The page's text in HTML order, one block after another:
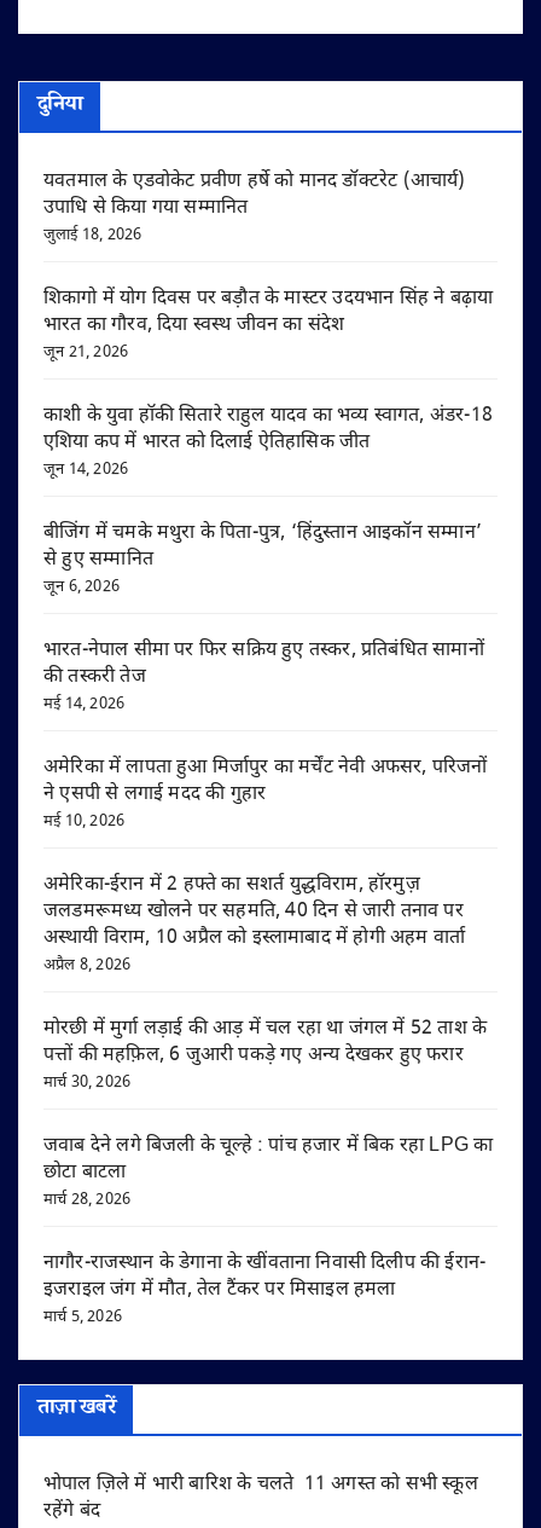
दुनिया
यवतमाल के एडवोकेट प्रवीण हर्षे को मानद डॉक्टरेट (आचार्य)
उपाधि से किया गया सम्मानित
जुलाई 18, 2026
शिकागो में योग दिवस पर बड़ौत के मास्टर उदयभान सिंह ने बढ़ाया
भारत का गौरव, दिया स्वस्थ जीवन का संदेश
जून 21, 2026
काशी के युवा हॉकी सितारे राहुल यादव का भव्य स्वागत, अंडर-18
एशिया कप में भारत को दिलाई ऐतिहासिक जीत
जून 14, 2026
बीजिंग में चमके मथुरा के पिता-पुत्र, ‘हिंदुस्तान आइकॉन सम्मान’
से हुए सम्मानित
जून 6, 2026
भारत-नेपाल सीमा पर फिर सक्रिय हुए तस्कर, प्रतिबंधित सामानों
की तस्करी तेज
मई 14, 2026
अमेरिका में लापता हुआ मिर्जापुर का मर्चेंट नेवी अफसर, परिजनों
ने एसपी से लगाई मदद की गुहार
मई 10, 2026
अमेरिका-ईरान में 2 हफ्ते का सशर्त युद्धविराम, हॉरमुज़
जलडमरूमध्य खोलने पर सहमति, 40 दिन से जारी तनाव पर
अस्थायी विराम, 10 अप्रैल को इस्लामाबाद में होगी अहम वार्ता
अप्रैल 8, 2026
मोरछी में मुर्गा लड़ाई की आड़ में चल रहा था जंगल में 52 ताश के
पत्तों की महफ़िल, 6 जुआरी पकड़े गए अन्य देखकर हुए फरार
मार्च 30, 2026
जवाब देने लगे बिजली के चूल्हे : पांच हजार में बिक रहा LPG का
छोटा बाटला
मार्च 28, 2026
नागौर-राजस्थान के डेगाना के खींवताना निवासी दिलीप की ईरान-
इजराइल जंग में मौत, तेल टैंकर पर मिसाइल हमला
मार्च 5, 2026
ताज़ा खबरें
भोपाल ज़िले में भारी बारिश के चलते 11 अगस्त को सभी स्कूल
रहेंगे बंद